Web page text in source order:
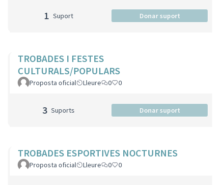
1 Suport Donar suport
TROBADES I FESTES
CULTURALS/POPULARS
Proposta oficial Lleure 0 0
3 Suports Donar suport
TROBADES ESPORTIVES NOCTURNES
Proposta oficial Lleure 0 0